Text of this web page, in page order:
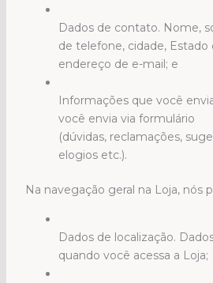
Dados de contato. Nome,
de telefone, cidade, Estado
endereço de e-mail; e
Informações que você
você envia via formulário
(dúvidas, reclamações,
elogios etc.).
Na navegação geral na Loja, nós
Dados de localização.
quando você acessa a Loja;